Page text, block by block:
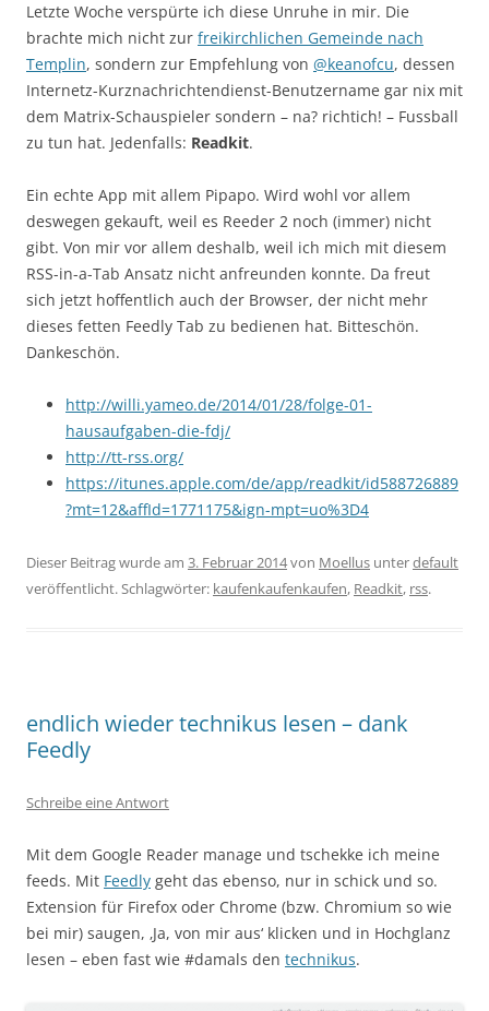
Letzte Woche verspürte ich diese Unruhe in mir. Die
brachte mich nicht zur freikirchlichen Gemeinde nach
Templin, sondern zur Empfehlung von @keanofcu, dessen
Internetz-Kurznachrichtendienst-Benutzername gar nix mit
dem Matrix-Schauspieler sondern – na? richtich! – Fussball
zu tun hat. Jedenfalls: Readkit.
Ein echte App mit allem Pipapo. Wird wohl vor allem
deswegen gekauft, weil es Reeder 2 noch (immer) nicht
gibt. Von mir vor allem deshalb, weil ich mich mit diesem
RSS-in-a-Tab Ansatz nicht anfreunden konnte. Da freut
sich jetzt hoffentlich auch der Browser, der nicht mehr
dieses fetten Feedly Tab zu bedienen hat. Bitteschön.
Dankeschön.
http://willi.yameo.de/2014/01/28/folge-01-
hausaufgaben-die-fdj/
http://tt-rss.org/
https://itunes.apple.com/de/app/readkit/id588726889
?mt=12&affId=1771175&ign-mpt=uo%3D4
Dieser Beitrag wurde am 3. Februar 2014von Moellus unterdefault
veröffentlicht. Schlagwörter: kaufenkaufenkaufen, Readkit, rss.
endlich wieder technikus lesen – dank
Feedly
Schreibe eine Antwort
Mit dem Google Reader manage und tschekke ich meine
feeds. Mit Feedly geht das ebenso, nur in schick und so.
Extension für Firefox oder Chrome (bzw. Chromium so wie
bei mir) saugen, ‚Ja, von mir aus‘ klicken und in Hochglanz
lesen – eben fast wie #damals den technikus.